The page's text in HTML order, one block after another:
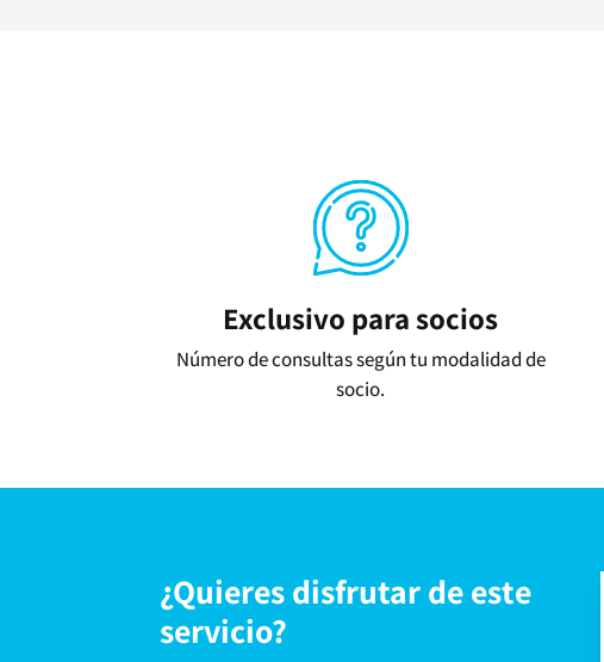
Exclusivo para socios
Número de consultas según tu modalidad de
socio.
¿Quieres disfrutar de este
servicio?